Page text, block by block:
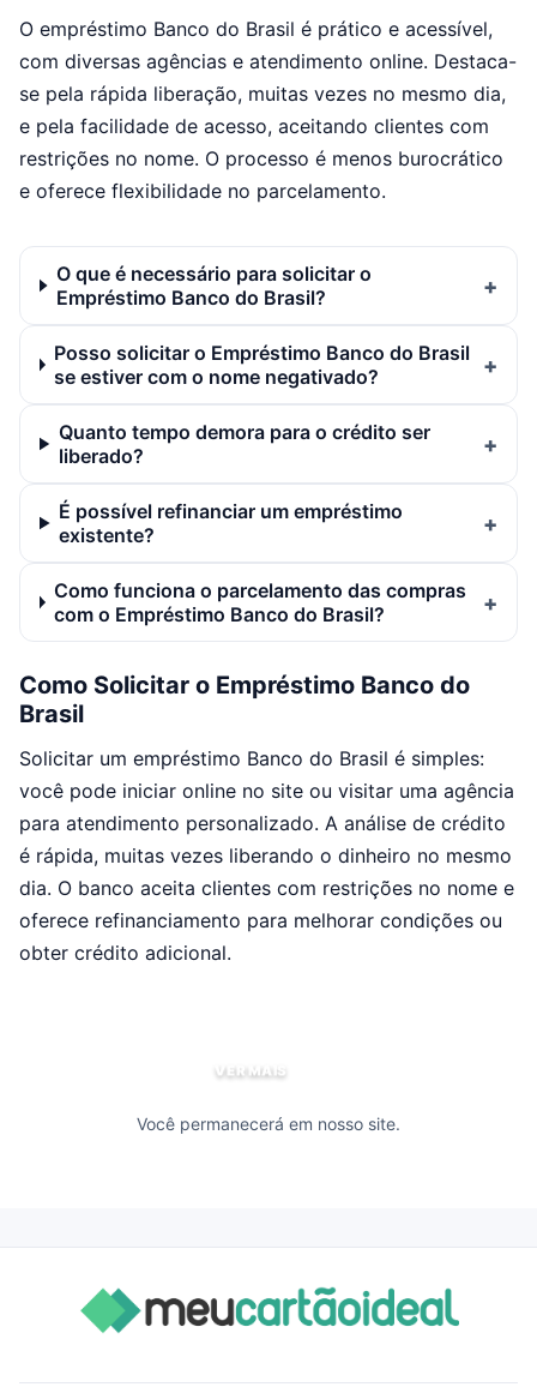
O empréstimo Banco do Brasil é prático e acessível,
com diversas agências e atendimento online. Destaca-
se pela rápida liberação, muitas vezes no mesmo dia,
e pela facilidade de acesso, aceitando clientes com
restrições no nome. O processo é menos burocrático
e oferece flexibilidade no parcelamento.
O que é necessário para solicitar o
Empréstimo Banco do Brasil?
Posso solicitar o Empréstimo Banco do Brasil
se estiver com o nome negativado?
Quanto tempo demora para o crédito ser
liberado?
É possível refinanciar um empréstimo
existente?
Como funciona o parcelamento das compras
com o Empréstimo Banco do Brasil?
Como Solicitar o Empréstimo Banco do
Brasil
Solicitar um empréstimo Banco do Brasil é simples:
você pode iniciar online no site ou visitar uma agência
para atendimento personalizado. A análise de crédito
é rápida, muitas vezes liberando o dinheiro no mesmo
dia. O banco aceita clientes com restrições no nome e
oferece refinanciamento para melhorar condições ou
obter crédito adicional.
VER MAIS
Você permanecerá em nosso site.